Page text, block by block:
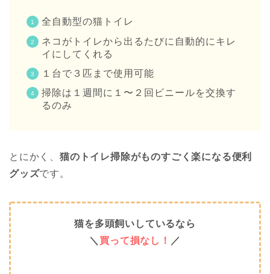
全自動型の猫トイレ
ネコがトイレから出るたびに自動的にキレ
イにしてくれる
１台で３匹まで使用可能
掃除は１週間に１〜２回ビニールを交換す
るのみ
とにかく、 猫のトイレ掃除がものすごく楽になる便利
グッズです。
猫を多頭飼いしているなら
＼ 買って損なし！ ／